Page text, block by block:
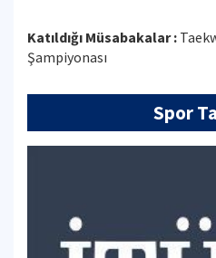
Katıldığı Müsabakalar :
Şampiyonası
Spor